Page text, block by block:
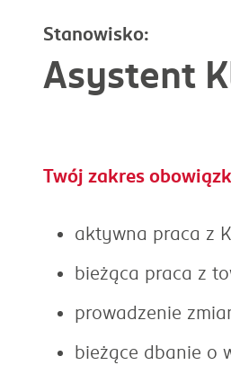
Stanowisko:
Asystent
Twój zakres
aktywna praca z
bieżąca praca z
prowadzenie
bieżące dbanie o